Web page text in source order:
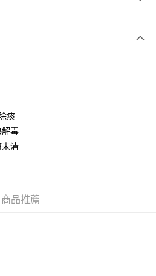
或以上免運費
痰
解毒
未清
商品推薦